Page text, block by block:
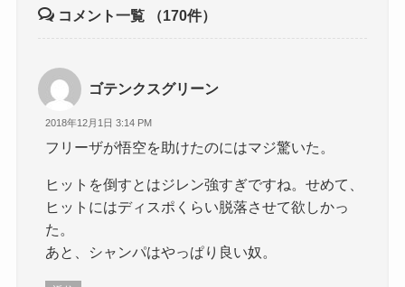
コメント一覧 （170件）
ゴテンクスグリーン
2018年12月1日 3:14 PM
フリーザが悟空を助けたのにはマジ驚いた。
ヒットを倒すとはジレン強すぎですね。せめて、
ヒットにはディスポくらい脱落させて欲しかっ
た。
あと、シャンパはやっぱり良い奴。